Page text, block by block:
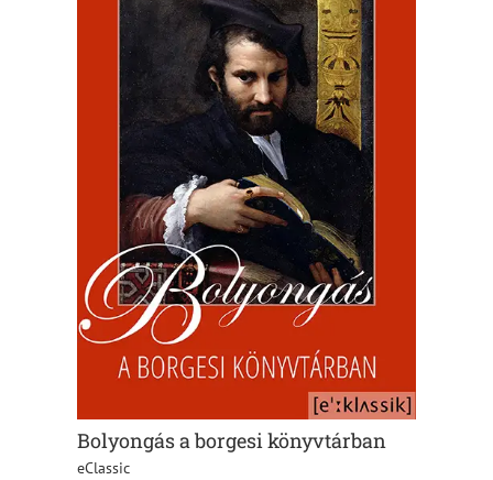
Bolyongás a borgesi könyvtárban
eClassic